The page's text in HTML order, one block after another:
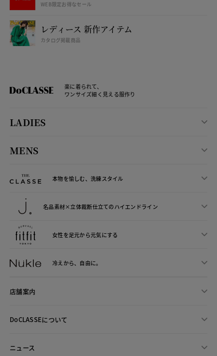
WEB限定お得なセール
レディース 新作アイテム
カタログ掲載商品
楽に着られて、
ワンサイズ細く見える服作り
LADIES
MENS
本物を愉しむ、洗練スタイル
名品素材×立体裁断仕立てのハイエンドライン
女性を足元から元気にする
冷えから、 自由に。
店舗案内
DoCLASSEについて
ニュース